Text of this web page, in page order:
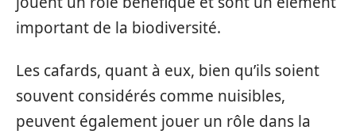
important de la biodiversité.
Les cafards, quant à eux, bien qu’ils soient
souvent considérés comme nuisibles,
peuvent également jouer un rôle dans la